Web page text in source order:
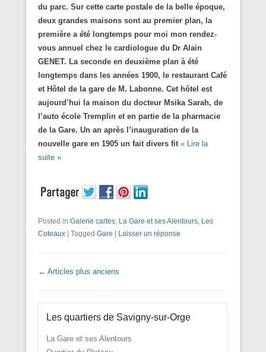
du parc. Sur cette carte postale de la belle époque,
deux grandes maisons sont au premier plan, la
première a été longtemps pour moi mon rendez-
vous annuel chez le cardiologue du Dr Alain
GENET. La seconde en deuxième plan à été
longtemps dans les années 1900, le restaurant Café
et Hôtel de la gare de M. Labonne. Cet hôtel est
aujourd’hui la maison du docteur Msika Sarah, de
l’auto école Tremplin et en partie de la pharmacie
de la Gare. Un an après l’inauguration de la
nouvelle gare en 1905 un fait divers fit « Lire la
suite »
Posted in Galerie cartes La Gare et ses Alentours Les
Coteaux | Tagged Gare | Laisser un réponse
Navigation dans les articles
← Articles plus anciens
Les quartiers de Savigny-sur-Orge
La Gare et ses Alentours